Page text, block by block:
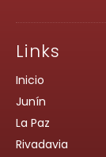
Links
Inicio
Junín
La Paz
Rivadavia